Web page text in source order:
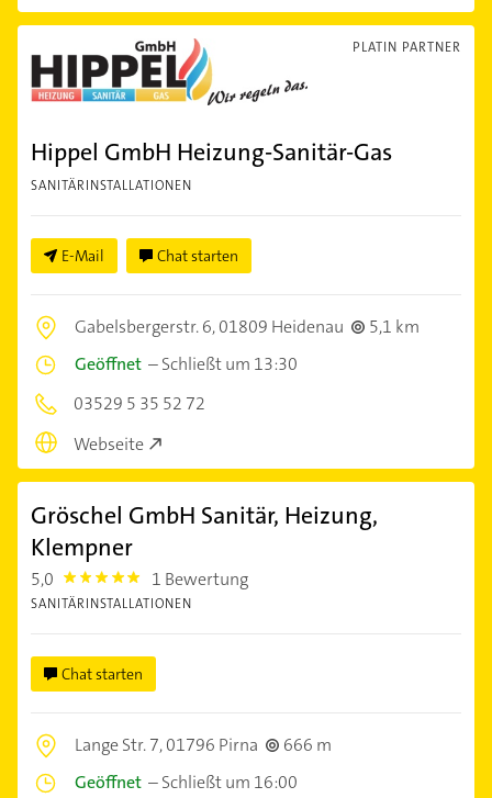
PLATIN PARTNER
Hippel GmbH Heizung-Sanitär-Gas
SANITÄRINSTALLATIONEN
E-Mail Chat starten
Gabelsbergerstr. 6,01809 Heidenau
5,1 km
Geöffnet –Schließt um 13:30
03529 5 35 52 72
Webseite
Gröschel GmbH Sanitär, Heizung,
Klempner
5,0 5.0 1 Bewertung
SANITÄRINSTALLATIONEN
Chat starten
Lange Str. 7,01796 Pirna
666 m
Geöffnet –Schließt um 16:00